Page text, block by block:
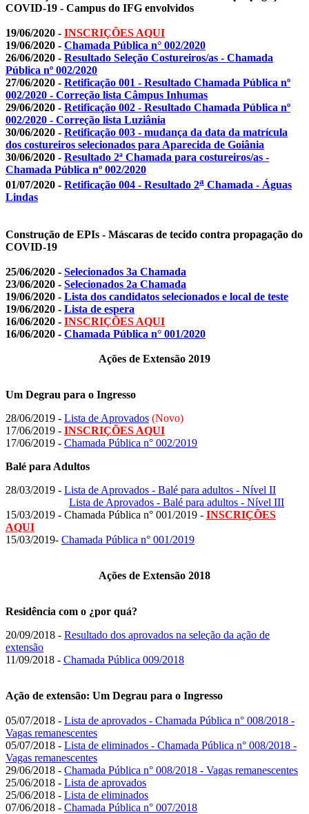
COVID-19 - Campus do IFG envolvidos
19/06/2020 - INSCRIÇÕES AQUI
19/06/2020 - Chamada Pública n° 002/2020
26/06/2020 - Resultado Seleção Costureiros/as - Chamada
Pública nº 002/2020
27/06/2020 - Retificação 001 - Resultado Chamada Pública nº
002/2020 - Correção lista Câmpus Inhumas
29/06/2020 - Retificação 002 - Resultado Chamada Pública nº
002/2020 - Correção lista Luziânia
30/06/2020 - Retificação 003 - mudança da data da matrícula
dos costureiros selecionados para Aparecida de Goiânia
30/06/2020 - Resultado 2ª Chamada para costureiros/as -
Chamada Pública nº 002/2020
01/07/2020 - Retificação 004 - Resultado 2a Chamada - Águas
Lindas
Construção de EPIs - Máscaras de tecido contra propagação do
COVID-19
25/06/2020 - Selecionados 3a Chamada
23/06/2020 - Selecionados 2a Chamada
19/06/2020 - Lista dos candidatos selecionados e local de teste
19/06/2020 - Lista de espera
16/06/2020 - INSCRIÇÕES AQUI
16/06/2020 - Chamada Pública n° 001/2020
Ações de Extensão 2019
Um Degrau para o Ingresso
28/06/2019 - Lista de Aprovados (Novo)
17/06/2019 - INSCRIÇÕES AQUI
17/06/2019 - Chamada Pública n° 002/2019
Balé para Adultos
28/03/2019 - Lista de Aprovados - Balé para adultos - Nível II
Lista de Aprovados - Balé para adultos - Nível III
15/03/2019 - Chamada Pública n° 001/2019 - INSCRIÇÕES
AQUI
15/03/2019- Chamada Pública n° 001/2019
Ações de Extensão 2018
Residência com o ¿por quá?
20/09/2018 - Resultado dos aprovados na seleção da ação de
extensão
11/09/2018 - Chamada Pública 009/2018
Ação de extensão: Um Degrau para o Ingresso
05/07/2018 - Lista de aprovados - Chamada Pública n° 008/2018 -
Vagas remanescentes
05/07/2018 - Lista de eliminados - Chamada Pública n° 008/2018 -
Vagas remanescentes
29/06/2018 - Chamada Pública n° 008/2018 - Vagas remanescentes
25/06/2018 - Lista de aprovados
25/06/2018 - Lista de eliminados
07/06/2018 - Chamada Pública n° 007/2018